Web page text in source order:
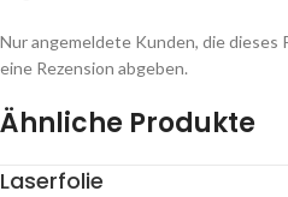
Nur angemeldete Kunden, die
eine Rezension abgeben.
Ähnliche Produkte
Laserfolie